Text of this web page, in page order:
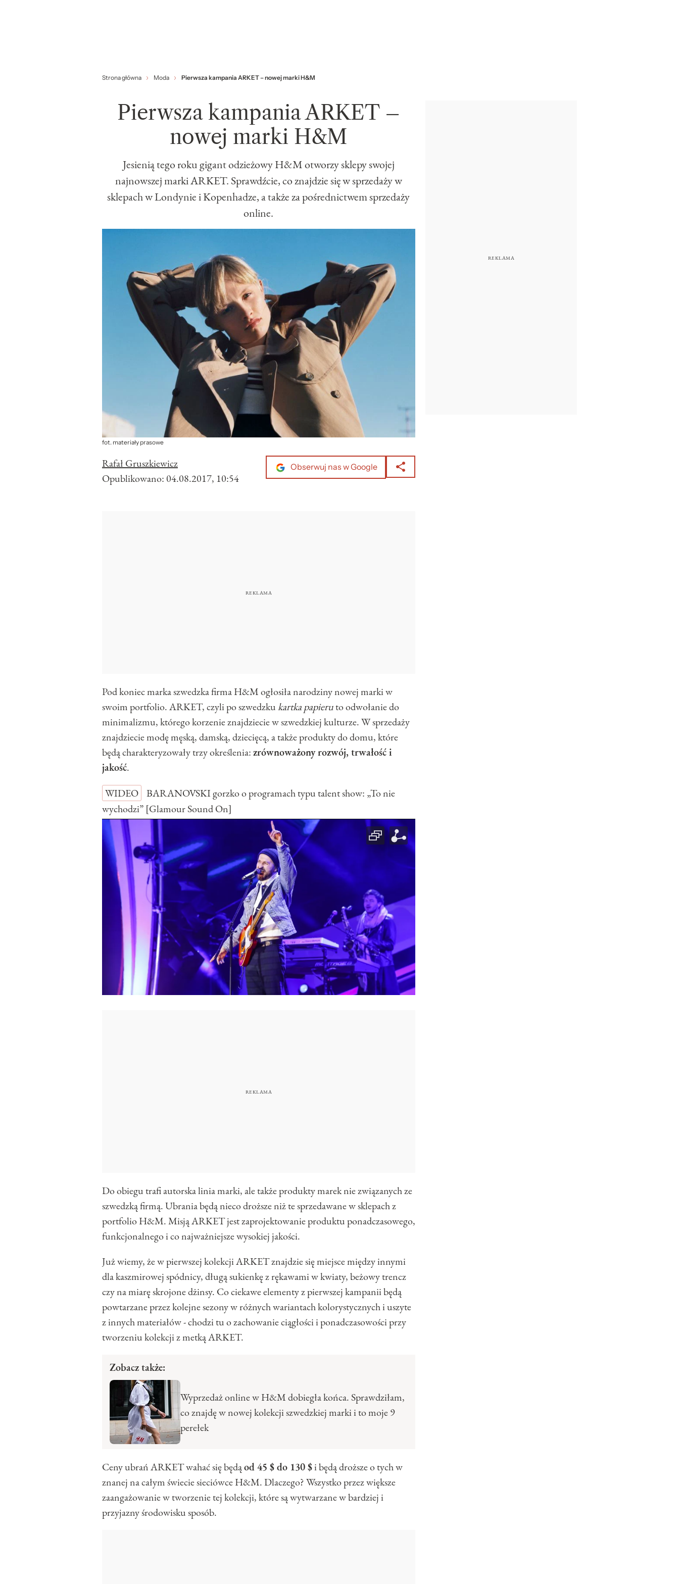
Strona główna Moda Pierwsza kampania ARKET – nowej marki H&M
Pierwsza kampania ARKET –
nowej marki H&M
Jesienią tego roku gigant odzieżowy H&M otworzy sklepy swojej
najnowszej marki ARKET. Sprawdźcie, co znajdzie się w sprzedaży w
sklepach w Londynie i Kopenhadze, a także za pośrednictwem sprzedaży
online.
fot. materiały prasowe
Rafał Gruszkiewicz
Opublikowano: 04.08.2017, 10:54
Obserwuj nas w Google
Pod koniec marka szwedzka firma H&M ogłosiła narodziny nowej marki w
swoim portfolio. ARKET, czyli po szwedzkukartka papieruto odwołanie do
minimalizmu, którego korzenie znajdziecie w szwedzkiej kulturze. W sprzedaży
znajdziecie modę męską, damską, dziecięcą, a także produkty do domu, które
będą charakteryzowały trzy określenia:zrównoważony rozwój, trwałość i
jakość.
WIDEO
BARANOVSKI gorzko o programach typu talent show: „To nie
wychodzi” [Glamour Sound On]
Do obiegu trafi autorska linia marki, ale także produkty marek nie związanych ze
szwedzką firmą. Ubrania będą nieco droższe niż te sprzedawane w sklepach z
portfolio H&M. Misją ARKET jest zaprojektowanie produktu ponadczasowego,
funkcjonalnego i co najważniejsze wysokiej jakości.
Już wiemy, że w pierwszej kolekcji ARKET znajdzie się miejsce między innymi
dla kaszmirowej spódnicy, długą sukienkę z rękawami w kwiaty, beżowy trencz
czy na miarę skrojone dżinsy. Co ciekawe elementy z pierwszej kampanii będą
powtarzane przez kolejne sezony w różnych wariantach kolorystycznych i uszyte
z innych materiałów - chodzi tu o zachowanie ciągłości i ponadczasowości przy
tworzeniu kolekcji z metką ARKET.
Zobacz także:
Wyprzedaż online w H&M dobiegła końca. Sprawdziłam,
co znajdę w nowej kolekcji szwedzkiej marki i to moje 9
perełek
Ceny ubrań ARKET wahać się będąod 45 $ do 130 $i będą droższe o tych w
znanej na całym świecie sieciówce H&M. Dlaczego? Wszystko przez większe
zaangażowanie w tworzenie tej kolekcji, które są wytwarzane w bardziej i
przyjazny środowisku sposób.